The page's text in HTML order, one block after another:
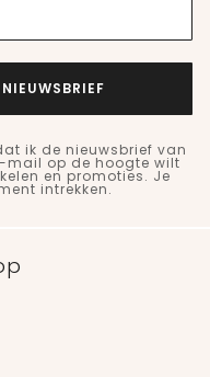
ik de nieuwsbrief van
mail op de hoogte wilt
en promoties. Je
intrekken.